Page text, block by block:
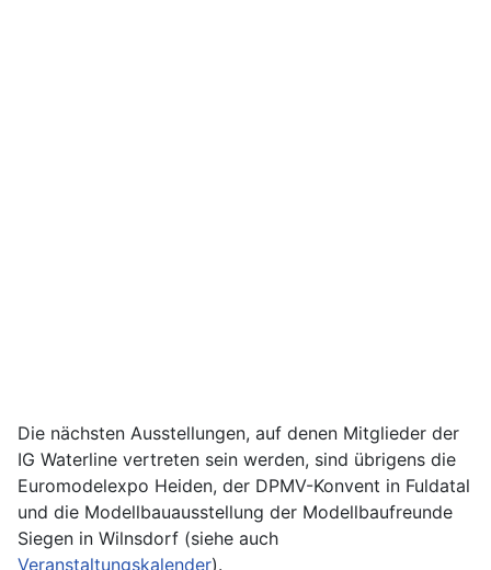
Die nächsten Ausstellungen, auf denen Mitglieder der
IG Waterline vertreten sein werden, sind übrigens die
Euromodelexpo Heiden, der DPMV-Konvent in Fuldatal
und die Modellbauausstellung der Modellbaufreunde
Siegen in Wilnsdorf (siehe auch
Veranstaltungskalender).